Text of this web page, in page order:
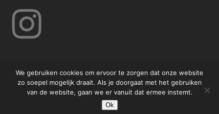
© Copyright Poekoelan Kung Fu Nederland
We gebruiken cookies om ervoor te zorgen dat onze website
zo soepel mogelijk draait. Als je doorgaat met het gebruiken
van de website, gaan we er vanuit dat ermee instemt.
Ok